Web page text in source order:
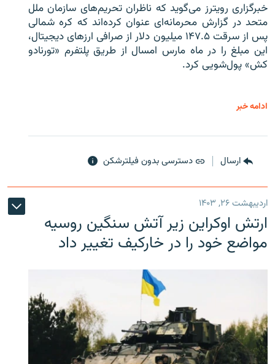
خبرگزاری رویترز می‌گوید که ناظران تحریم‌های سازمان ملل
متحد در گزارش محرمانه‌ای عنوان کرده‌اند که کره شمالی
پس از سرقت ۱۴۷.۵ میلیون دلار از صرافی ارزهای دیجیتال،
این مبلغ را در ماه مارس امسال از طریق پلتفرم «تورنادو
کش» پول‌شویی کرد.
ادامه خبر
ارسال دسترسی بدون فیلترشکن
اردیبهشت ۲۶, ۱۴۰۳
ارتش اوکراین زیر آتش سنگین روسیه
مواضع خود را در خارکیف تغییر داد